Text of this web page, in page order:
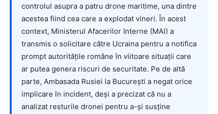
controlul asupra a patru drone maritime, una dintre
acestea fiind cea care a explodat vineri. În acest
context, Ministerul Afacerilor Interne (MAI) a
transmis o solicitare către Ucraina pentru a notifica
prompt autoritățile române în viitoare situații care
ar putea genera riscuri de securitate. Pe de altă
parte, Ambasada Rusiei la București a negat orice
implicare în incident, deși a precizat că nu a
analizat resturile dronei pentru a-și susține